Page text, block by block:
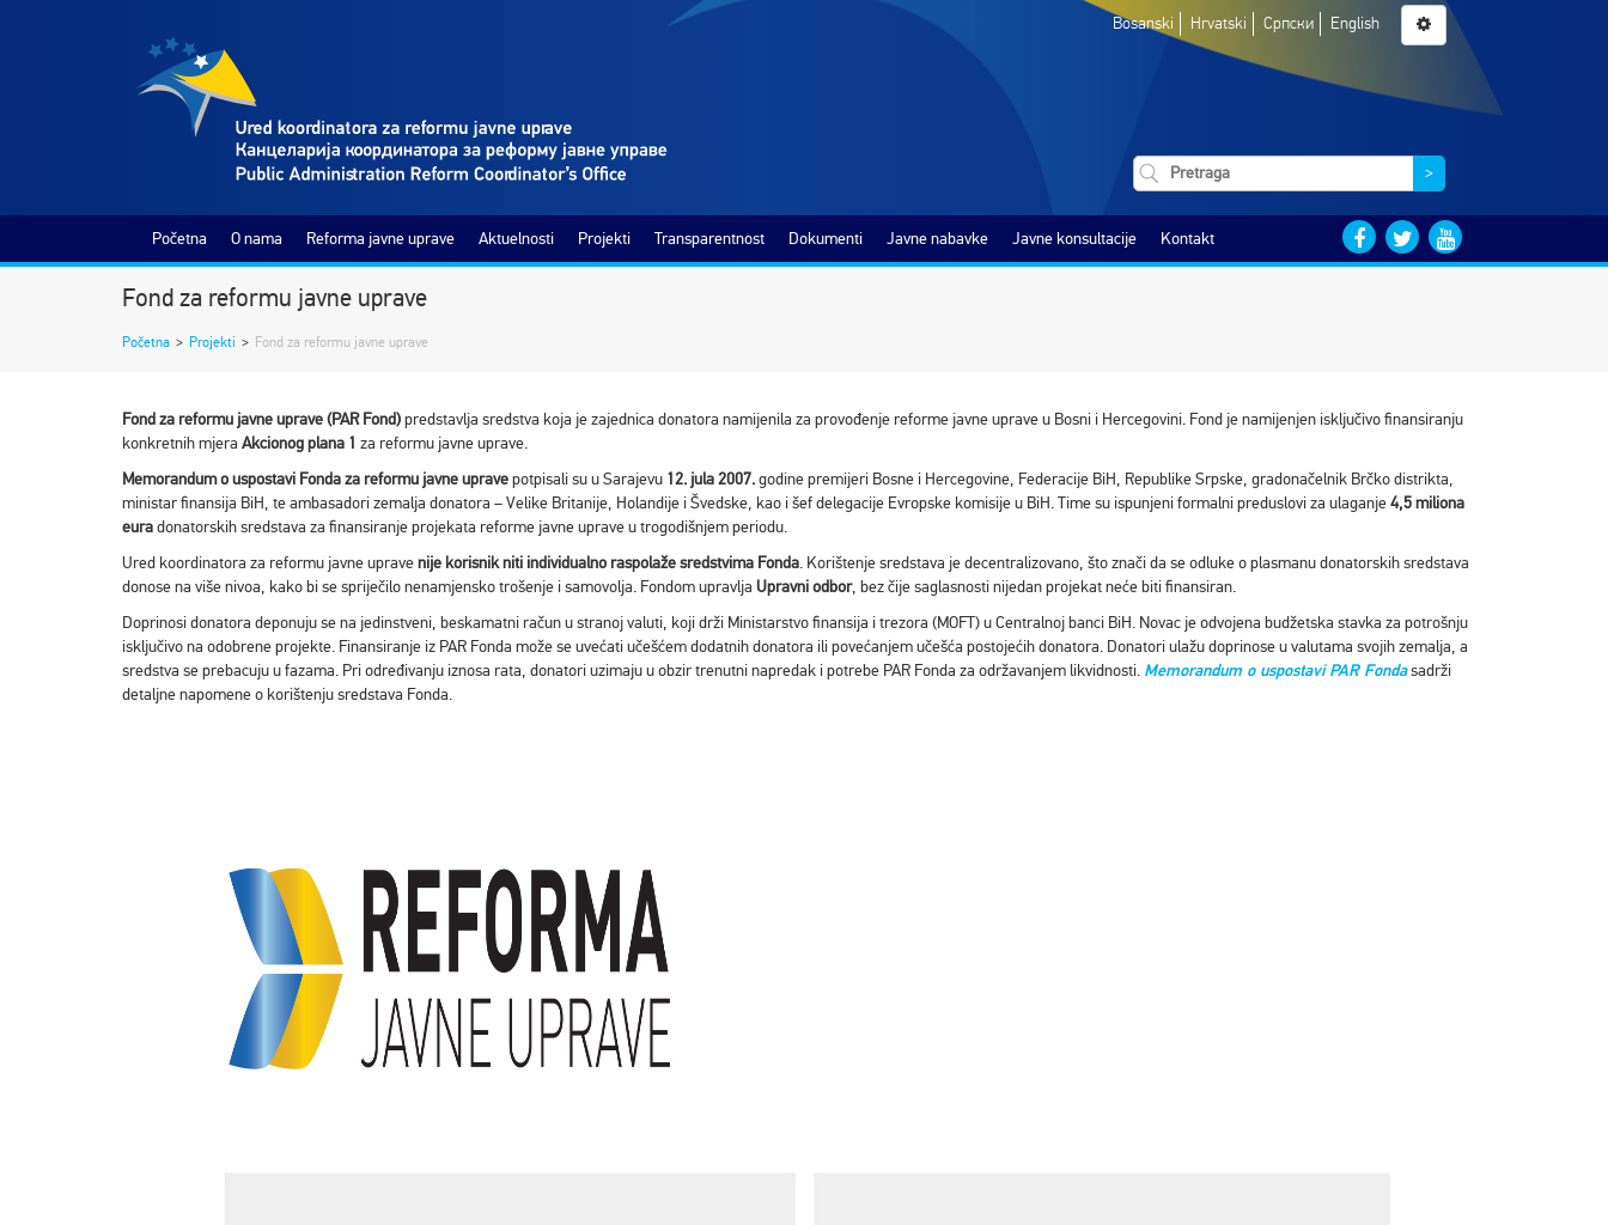
Bosanski Hrvatski Српски English
>
Početna O nama Reforma javne uprave Aktuelnosti Projekti Transparentnost Dokumenti Javne nabavke Javne konsultacije Kontakt
Fond za reformu javne uprave
Početna > Projekti > Fond za reformu javne uprave
Fond za reformu javne uprave (PAR Fond)predstavlja sredstva koja je zajednica donatora namijenila za provođenje reforme javne uprave u Bosni i Hercegovini. Fond je namijenjen isključivo finansiranju
konkretnih mjera Akcionog plana 1 za reformu javne uprave.
Memorandum o uspostavi Fonda za reformu javne upravepotpisali su u Sarajevu 12. jula 2007.godine premijeri Bosne i Hercegovine, Federacije BiH, Republike Srpske, gradonačelnik Brčko distrikta,
ministar finansija BiH, te ambasadori zemalja donatora – Velike Britanije, Holandije i Švedske, kao i šef delegacije Evropske komisije u BiH. Time su ispunjeni formalni preduslovi za ulaganje4,5 miliona
euradonatorskih sredstava za finansiranje projekata reforme javne uprave u trogodišnjem periodu.
Ured koordinatora za reformu javne upravenije korisnik niti individualno raspolaže sredstvima Fonda. Korištenje sredstava je decentralizovano, što znači da se odluke o plasmanu donatorskih sredstava
donose na više nivoa, kako bi se spriječilo nenamjensko trošenje i samovolja. Fondom upravlja Upravni odbor, bez čije saglasnosti nijedan projekat neće biti finansiran.
Doprinosi donatora deponuju se na jedinstveni, beskamatni račun u stranoj valuti, koji drži Ministarstvo finansija i trezora (MOFT) u Centralnoj banci BiH. Novac je odvojena budžetska stavka za potrošnju
isključivo na odobrene projekte. Finansiranje iz PAR Fonda može se uvećati učešćem dodatnih donatora ili povećanjem učešća postojećih donatora. Donatori ulažu doprinose u valutama svojih zemalja, a
sredstva se prebacuju u fazama. Pri određivanju iznosa rata, donatori uzimaju u obzir trenutni napredak i potrebe PAR Fonda za održavanjem likvidnosti. Memorandum o uspostavi PAR Fondasadrži
detaljne napomene o korištenju sredstava Fonda.